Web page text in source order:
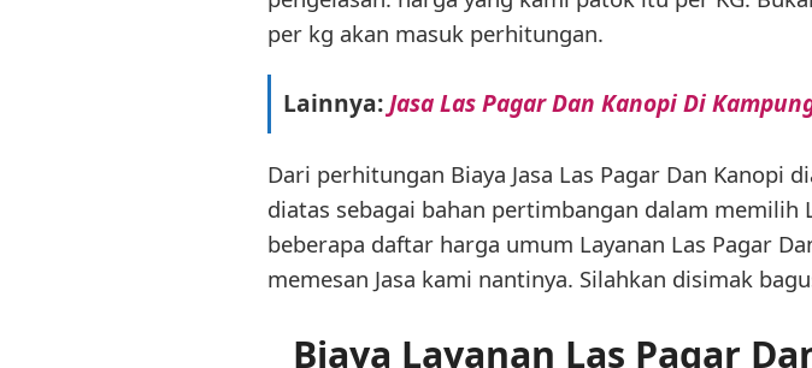
per kg akan masuk perhitungan.
Lainnya:Jasa Las Pagar Dan Kanopi Di
Dari perhitungan Biaya Jasa Las Pagar Dan
diatas sebagai bahan pertimbangan dalam memilih
beberapa daftar harga umum Layanan Las Pagar
memesan Jasa kami nantinya. Silahkan disimak
Biaya Layanan Las Pagar